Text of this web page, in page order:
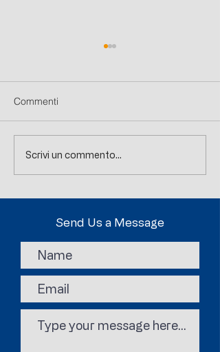
Nuovi eventi online!
Commenti
Scrivi un commento...
Send Us a Message